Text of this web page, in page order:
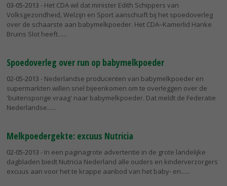
03-05-2013 - Het CDA wil dat minister Edith Schippers van
Volksgezondheid, Welzijn en Sport aanschuift bij het spoedoverleg
over de schaarste aan babymelkpoeder. Het CDA–Kamerlid Hanke
Bruins Slot heeft...
Spoedoverleg over run op babymelkpoeder
02-05-2013 - Nederlandse producenten van babymelkpoeder en
supermarkten willen snel bijeenkomen om te overleggen over de
'buitensporige vraag' naar babymelkpoeder. Dat meldt de Federatie
Nederlandse...
Melkpoedergekte: excuus Nutricia
02-05-2013 - In een paginagrote advertentie in de grote landelijke
dagbladen biedt Nutricia Nederland alle ouders en kinderverzorgers
excuus aan voor het te krappe aanbod van het baby- en...